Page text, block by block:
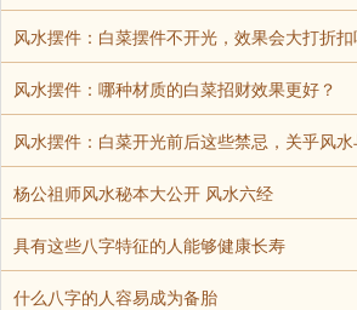
风水摆件：白菜摆件不开光，效果会大打折扣
风水摆件：哪种材质的白菜招财效果更好？
风水摆件：白菜开光前后这些禁忌，关乎风水
杨公祖师风水秘本大公开 风水六经
具有这些八字特征的人能够健康长寿
什么八字的人容易成为备胎